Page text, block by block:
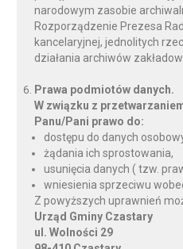
narodowym zasobie
Rozporządzenie Prezesa
kancelaryjnej, jednolitych
działania archiwów
Prawa podmiotów danych.
W związku z
Panu/Pani prawo do:
dostępu do danych
żądania ich sprostowania,
usunięcia danych ( tzw.
wniesienia sprzeciwu
Z powyższych uprawnień
Urząd Gminy Czastary
ul. Wolności 29